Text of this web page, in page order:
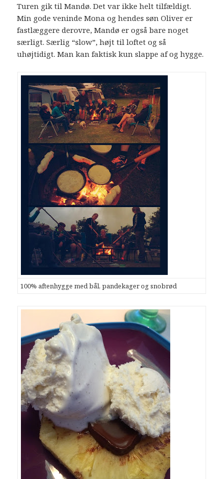
Turen gik til Mandø. Det var ikke helt tilfældigt.
Min gode veninde Mona og hendes søn Oliver er
fastlæggere derovre, Mandø er også bare noget
særligt. Særlig “slow”, højt til loftet og så
uhøjtidigt. Man kan faktisk kun slappe af og hygge.
100% aftenhygge med bål, pandekager og snobrød